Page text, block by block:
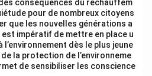
conséquences du réchauffem
pour de nombreux citoyens
que les nouvelles générations a
impératif de mettre en place u
l’environnement dès le plus jeune
la protection de l’environneme
de sensibiliser les conscience